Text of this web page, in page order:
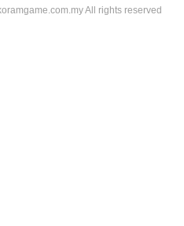
All rights reserved